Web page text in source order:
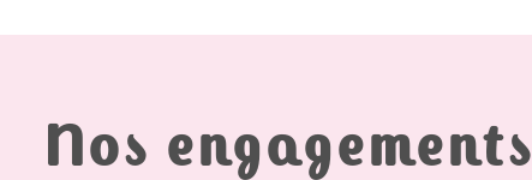
Nos engagements